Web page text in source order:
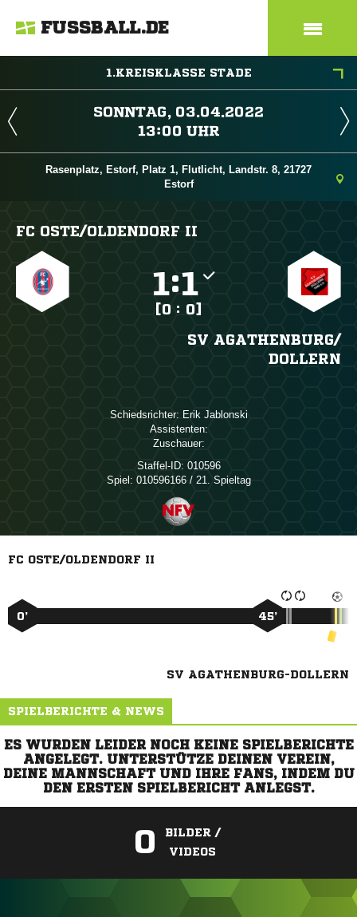
FUSSBALL.DE
1.KREISKLASSE STADE
 
 
Rasenplatz, Estorf, Platz 1, Flutlicht, Landstr. 8, 21727
Estorf
FC OSTE/​OLDENDORF II
:
[0 : 0]
SV AGATHENBURG/​
DOLLERN
Schiedsrichter:  
Assistenten:
Zuschauer:
Staffel-ID: 010596
Spiel: 010596166 / 21. Spieltag
FC OSTE/OLDENDORF II
0’ 45’
SV AGATHENBURG-DOLLERN
SPIELBERICHTE & NEWS
ES WURDEN LEIDER NOCH KEINE SPIELBERICHTE
ANGELEGT. UNTERSTÜTZE DEINEN VEREIN,
DEINE MANNSCHAFT UND IHRE FANS, INDEM DU
DEN ERSTEN SPIELBERICHT ANLEGST.
0
BILDER /
VIDEOS